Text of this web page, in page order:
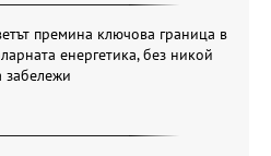
премина ключова граница в
енергетика, без никой
забележи